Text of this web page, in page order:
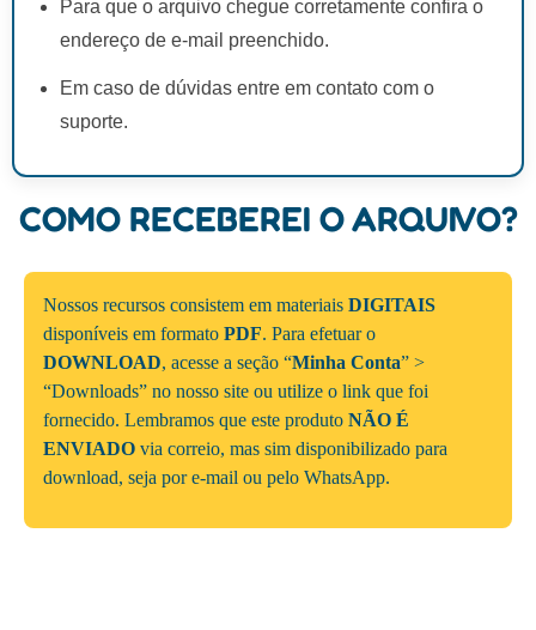
Para que o arquivo chegue corretamente confira o
endereço de e-mail preenchido.
Em caso de dúvidas entre em contato com o
suporte.
COMO RECEBEREI O ARQUIVO?
Nossos recursos consistem em materiais DIGITAIS
disponíveis em formato PDF. Para efetuar o
DOWNLOAD, acesse a seção “Minha Conta” >
“Downloads” no nosso site ou utilize o link que foi
fornecido. Lembramos que este produto NÃO É
ENVIADO via correio, mas sim disponibilizado para
download, seja por e-mail ou pelo WhatsApp.